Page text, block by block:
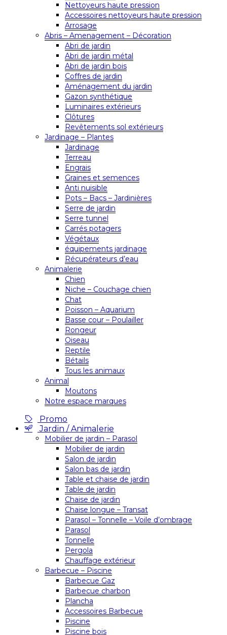
Nettoyeurs haute pression
Accessoires nettoyeurs haute pression
Arrosage
Abris – Amenagement – Décoration
Abri de jardin
Abri de jardin métal
Abri de jardin bois
Coffres de jardin
Aménagement du jardin
Gazon synthétique
Luminaires extérieurs
Clôtures
Revêtements sol extérieurs
Jardinage – Plantes
Jardinage
Terreau
Engrais
Graines et semences
Anti nuisible
Pots – Bacs – Jardinières
Serre de jardin
Serre tunnel
Carrés potagers
Végétaux
équipements jardinage
Récupérateurs d’eau
Animalerie
Chien
Niche – Couchage chien
Chat
Poisson – Aquarium
Basse cour – Poulailler
Rongeur
Oiseau
Reptile
Bétails
Tous les animaux
Animal
Moutons
Notre espace marques
Promo
Jardin / Animalerie
Mobilier de jardin – Parasol
Mobilier de jardin
Salon de jardin
Salon bas de jardin
Table et chaise de jardin
Table de jardin
Chaise de jardin
Chaise longue – Transat
Parasol – Tonnelle – Voile d’ombrage
Parasol
Tonnelle
Pergola
Chauffage extérieur
Barbecue – Piscine
Barbecue Gaz
Barbecue charbon
Plancha
Accessoires Barbecue
Piscine
Piscine bois